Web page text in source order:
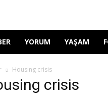
YORUM YAŞAM
Housing crisis
crisis